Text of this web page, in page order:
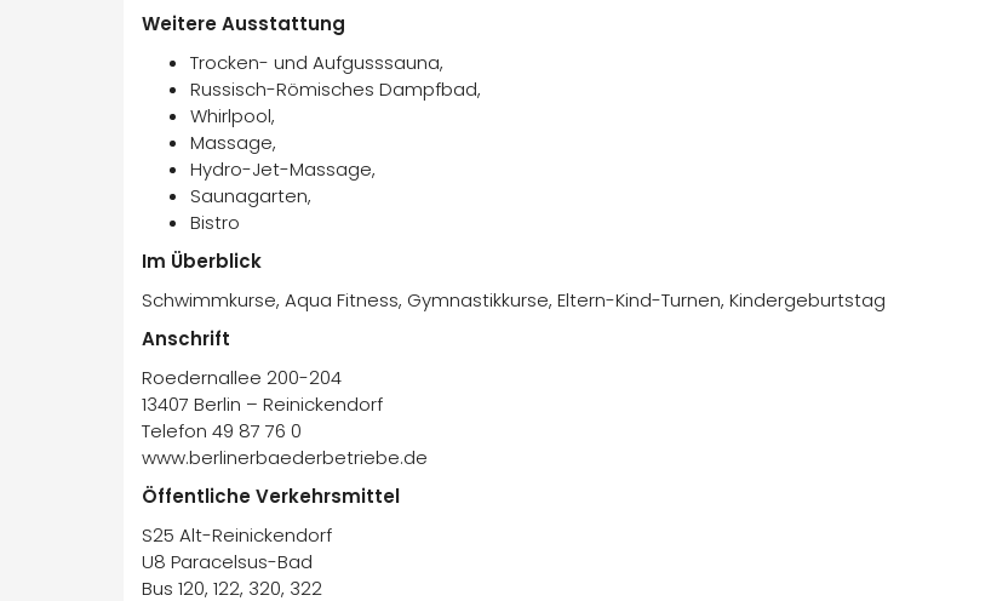
Weitere Ausstattung
Trocken- und Aufgusssauna,
Russisch-Römisches Dampfbad,
Whirlpool,
Massage,
Hydro-Jet-Massage,
Saunagarten,
Bistro
Im Überblick
Schwimmkurse, Aqua Fitness, Gymnastikkurse, Eltern-Kind-Turnen, Kindergeburtstag
Anschrift
Roedernallee 200-204
13407 Berlin – Reinickendorf
Telefon 49 87 76 0
www.berlinerbaederbetriebe.de
Öffentliche Verkehrsmittel
S25 Alt-Reinickendorf
U8 Paracelsus-Bad
Bus 120, 122, 320, 322